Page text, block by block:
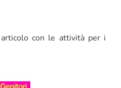
con le attività per i